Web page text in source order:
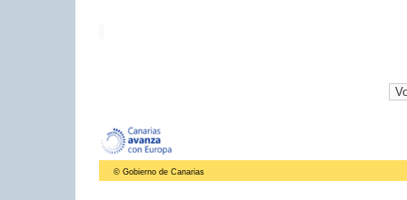
© Gobierno de Canarias